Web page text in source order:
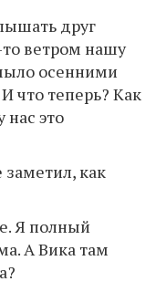
друг
ветром нашу
осенними
что теперь? Как
это
как
Я полный
А Вика там